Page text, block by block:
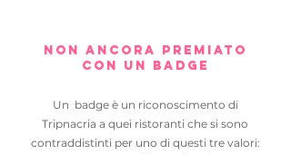
NON ANCORA PREMIATO
CON un BADGE
Un badge è un riconoscimento di
Tripnacria a quei ristoranti che si sono
contraddistinti per uno di questi tre valori: